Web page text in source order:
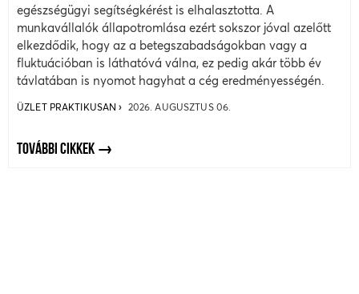
egészségügyi segítségkérést is elhalasztotta. A
munkavállalók állapotromlása ezért sokszor jóval azelőtt
elkezdődik, hogy az a betegszabadságokban vagy a
fluktuációban is láthatóvá válna, ez pedig akár több év
távlatában is nyomot hagyhat a cég eredményességén.
ÜZLET PRAKTIKUSAN 2026. AUGUSZTUS 06.
TOVÁBBI CIKKEK